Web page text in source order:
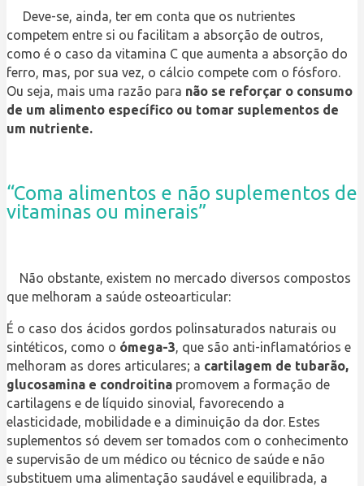
Deve-se, ainda, ter em conta que os nutrientes
competem entre si ou facilitam a absorção de outros,
como é o caso da vitamina C que aumenta a absorção do
ferro, mas, por sua vez, o cálcio compete com o fósforo.
Ou seja, mais uma razão para não se reforçar o consumo
de um alimento específico ou tomar suplementos de
um nutriente.
“Coma alimentos e não suplementos de
vitaminas ou minerais”
Não obstante, existem no mercado diversos compostos
que melhoram a saúde osteoarticular:
É o caso dos ácidos gordos polinsaturados naturais ou
sintéticos, como o ómega-3, que são anti-inflamatórios e
melhoram as dores articulares; a cartilagem de tubarão,
glucosamina e condroitina promovem a formação de
cartilagens e de líquido sinovial, favorecendo a
elasticidade, mobilidade e a diminuição da dor. Estes
suplementos só devem ser tomados com o conhecimento
e supervisão de um médico ou técnico de saúde e não
substituem uma alimentação saudável e equilibrada, a